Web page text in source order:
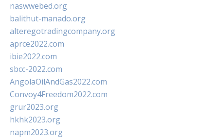
naswwebed.org
balithut-manado.org
alteregotradingcompany.org
aprce2022.com
ibie2022.com
sbcc-2022.com
AngolaOilAndGas2022.com
Convoy4Freedom2022.com
grur2023.org
hkhk2023.org
napm2023.org